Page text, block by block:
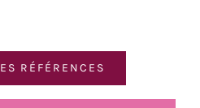
RÉFÉRENCES